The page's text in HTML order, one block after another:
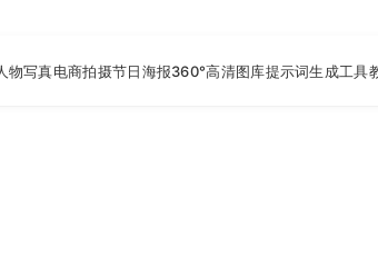
物写真电商拍摄节日海报360°高清图库提示词生成工具